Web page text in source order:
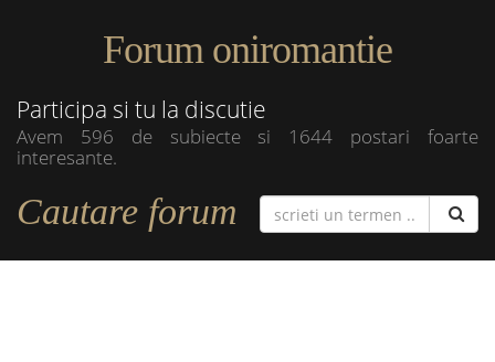
Forum oniromantie
Participa si tu la discutie
Avem 596 de subiecte si 1644 postari foarte
interesante.
Cautare forum